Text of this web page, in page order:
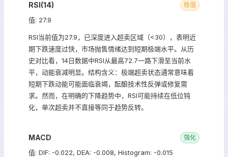
RSI(14) 极值
值: 27.9
RSI当前值为27.9，已深度进入超卖区域（<30），表明近
期下跌速度过快，市场抛售情绪达到短期极端水平。从历
史对比看，14日数据中RSI从最高72.7一路下滑至当前水
平，动能衰减明显。结构含义：极端超卖状态通常意味着
短期下跌动能可能面临衰竭，酝酿技术性反弹或修复需
求。然而，在明确的下降趋势中，RSI可能持续在低位钝
化，单次超卖并不直接等同于趋势反转。
MACD 强化
值: DIF: -0.022, DEA: -0.008, Histogram: -0.015